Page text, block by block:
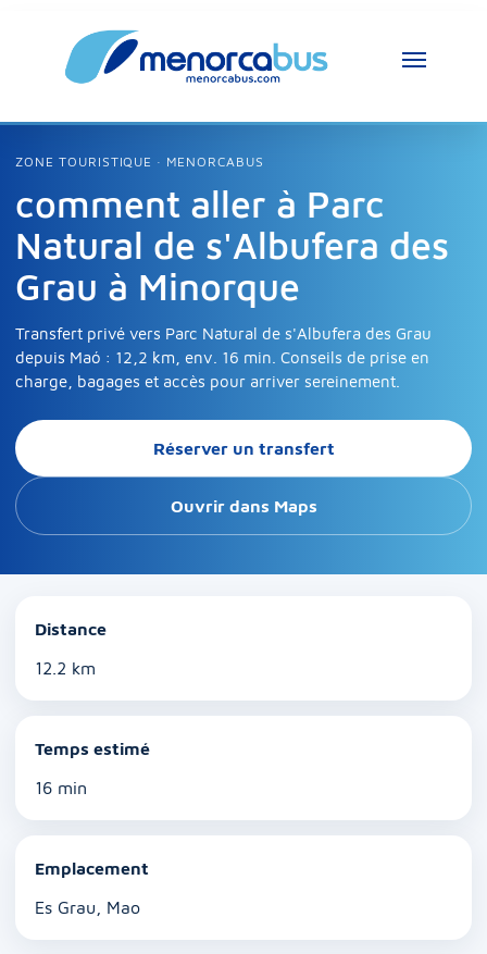
ZONE TOURISTIQUE · MENORCABUS
comment aller à Parc
Natural de s'Albufera des
Grau à Minorque
Transfert privé vers Parc Natural de s'Albufera des Grau
depuis Maó : 12,2 km, env. 16 min. Conseils de prise en
charge, bagages et accès pour arriver sereinement.
Réserver un transfert
Ouvrir dans Maps
Distance
12.2 km
Temps estimé
16 min
Emplacement
Es Grau, Mao